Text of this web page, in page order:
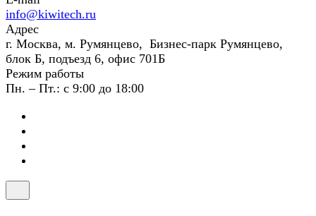
info@kiwitech.ru
Адрес
г. Москва, м. Румянцево, Бизнес-парк Румянцево,
блок Б, подъезд 6, офис 701Б
Режим работы
Пн. – Пт.: с 9:00 до 18:00